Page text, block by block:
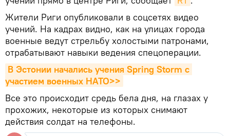
Жители Риги опубликовали в соцсетях видео
учений. На кадрах видно, как на улицах города
военные ведут стрельбу холостыми патронами,
отрабатывают навыки ведения спецоперации.
В Эстонии начались учения Spring Storm с
участием военных НАТО>>
Все это происходит средь бела дня, на глазах у
прохожих, некоторые из которых снимают
действия солдат на телефоны.